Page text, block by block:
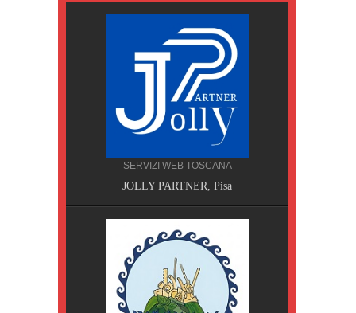
SERVIZI WEB TOSCANA
JOLLY PARTNER, Pisa